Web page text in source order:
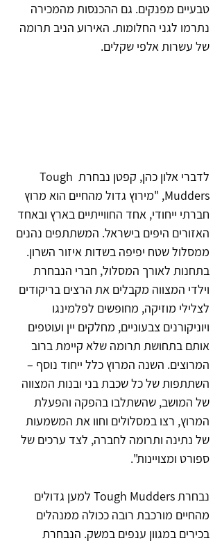
טבעיים מפנקים. גם ההכנסות מהמכירה
נתרמו לגני החלומות. האירוע הניב תרומה
של עשרות אלפי שקלים.
לדברי אלון כהן, קפטן נבחרת Tough
Mudders, "מירוץ גדול מהחיים הוא מרוץ
חברתי ייחודי, אחד החווייתיים בארץ ובאחד
האזורים היפים בישראל. המשתתפים נהנים
ממסלול שטח יפיפה בשדות איזור השרון.
בתחנות לאורך המסלול, חברי הנבחרת
וילדי המצווה מקבלים את הרצים בריקודים
לצלילי מוזיקה, מחופשים לפלמינגו
ויוניקורנים צבעוניים, מחלקים יין ועוטפים
אותם בתחושת תרומה שלא קיימת ברוב
המרוצים. השנה המרוץ כלל ייחוד נוסף –
השתתפות של כל שכבת בני ובנות המצווה
של המושב, שהשתלבו בהפקה והפעלת
המרוץ, רצו במסלולים וחוו את המשמעות
של נתינה ותרומה לחברה, לצד ערכים של
ספורט ומצויינות".
נבחרת Tough Mudders למען גדולים
מהחיים מורכבת רובה ככולה ממנהלים
בכירים במגוון ענפים במשק. הנבחרת